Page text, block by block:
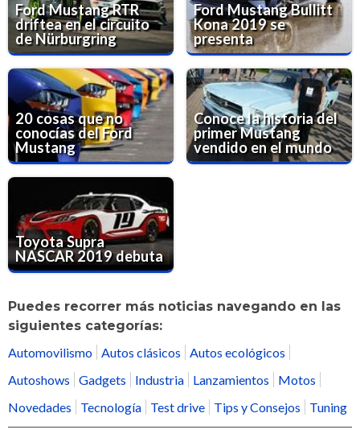
Ford Mustang RTR
driftea en el circuito
de Nürburgring
Ford Mustang Bullitt
Kona 2019 se
presenta
20 cosas que no
conocías del Ford
Mustang
Conoce la historia del
primer Mustang
vendido en el mundo
Toyota Supra
NASCAR 2019 debuta
Puedes recorrer más noticias navegando en las
siguientes categorías:
Automovilismo Autos clásicos
Autos ecológicos
Autoshows
Gadgets Industria Lanzamientos
Motos
Novedades
Tecnología Test drive Tips y Consejos Tuning